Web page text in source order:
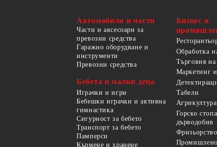
Автомобили и части
Части и аксесоари за
превозни средства
Гаражно оборудване и
инструменти
Превозни средства
Бебета и малки деца
Играчки и игри
Бебешки играчки и активна
гимнастика
Сигурност за бебето
Транспорт за бебето
Памперси
Кърмене и хранене
Бизнес и
Обработка
Търговия
Маркетинг
Табели
Агрикултура
Горско
дърводобив